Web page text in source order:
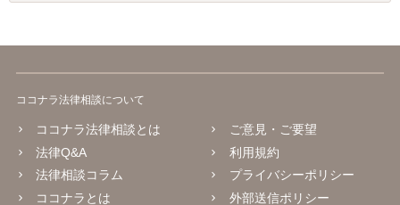
ココナラ法律相談について
ココナラ法律相談とは
法律Q&A
法律相談コラム
ココナラとは
ご意見・ご要望
利用規約
プライバシーポリシー
外部送信ポリシー